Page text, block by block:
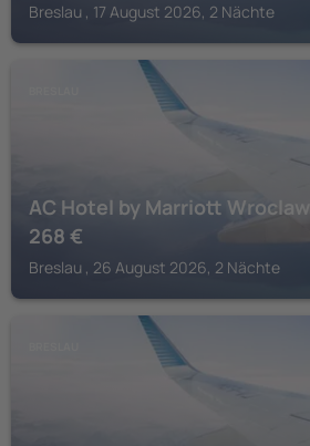
Breslau , 17 August 2026, 2 Nächte
AC Hotel by Marriott Wroclaw
268 €
Breslau , 26 August 2026, 2 Nächte